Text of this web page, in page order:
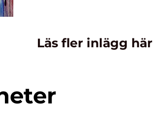
Läs fler inlägg här